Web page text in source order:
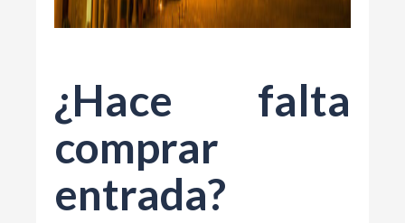
¿Hace falta
comprar
entrada?